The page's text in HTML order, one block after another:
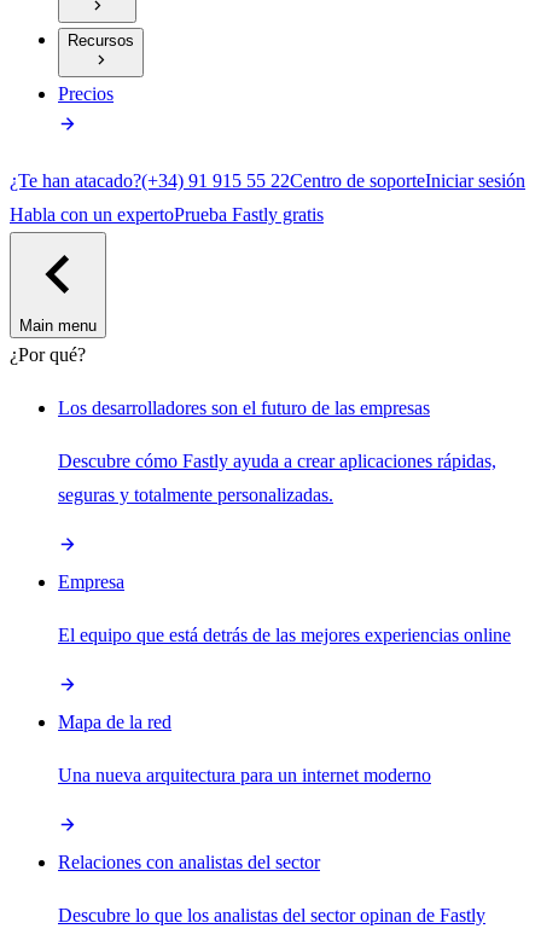
Recursos
Precios
¿Te han atacado?(+34) 91 915 55 22Centro de soporteIniciar sesión
Habla con un expertoPrueba Fastly gratis
Main menu
¿Por qué?
Los desarrolladores son el futuro de las empresas
Descubre cómo Fastly ayuda a crear aplicaciones rápidas,
seguras y totalmente personalizadas.
Empresa
El equipo que está detrás de las mejores experiencias online
Mapa de la red
Una nueva arquitectura para un internet moderno
Relaciones con analistas del sector
Descubre lo que los analistas del sector opinan de Fastly